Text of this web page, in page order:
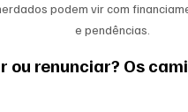
podem vir com
e pendências.
ou renunciar? Os